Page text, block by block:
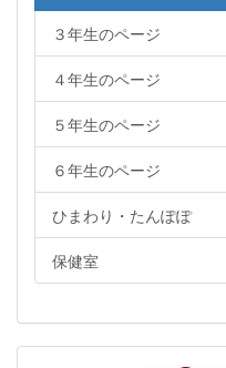
３年生のページ
４年生のページ
５年生のページ
６年生のページ
ひまわり・たんぽぽ
保健室